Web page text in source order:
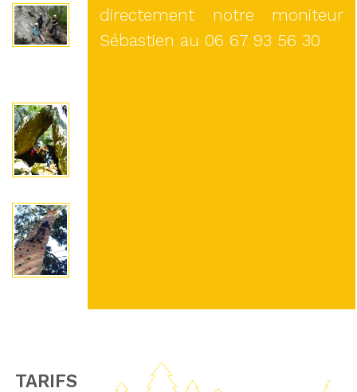
directement notre moniteur
Sébastien au 06 67 93 56 30
TARIFS